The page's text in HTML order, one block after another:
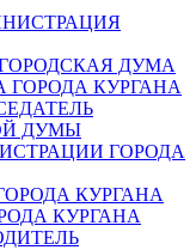
ДУМА
ГОРОДА КУРГАНА
ДУМЫ
ГОРОДА
КУРГАНА
КУРГАНА